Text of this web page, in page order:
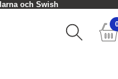
och Swish